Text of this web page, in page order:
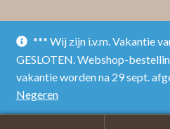
*** Wij zijn i.v.m. Vakantie
GESLOTEN. Webshop-
vakantie worden na 29 sept.
Negeren